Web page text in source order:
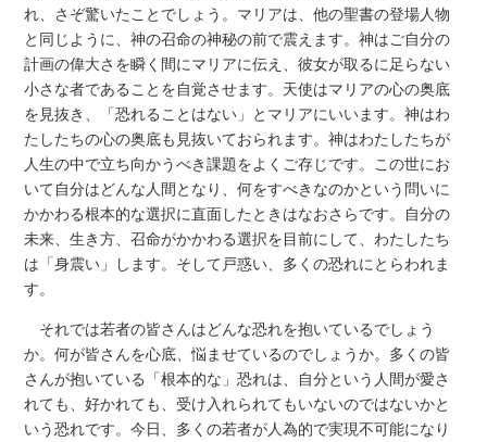
れ、さぞ驚いたことでしょう。マリアは、他の聖書の登場人物
と同じように、神の召命の神秘の前で震えます。神はご自分の
計画の偉大さを瞬く間にマリアに伝え、彼女が取るに足らない
小さな者であることを自覚させます。天使はマリアの心の奥底
を見抜き、「恐れることはない」とマリアにいいます。神はわ
たしたちの心の奥底も見抜いておられます。神はわたしたちが
人生の中で立ち向かうべき課題をよくご存じです。この世にお
いて自分はどんな人間となり、何をすべきなのかという問いに
かかわる根本的な選択に直面したときはなおさらです。自分の
未来、生き方、召命がかかわる選択を目前にして、わたしたち
は「身震い」します。そして戸惑い、多くの恐れにとらわれま
す。
それでは若者の皆さんはどんな恐れを抱いているでしょう
か。何が皆さんを心底、悩ませているのでしょうか。多くの皆
さんが抱いている「根本的な」恐れは、自分という人間が愛さ
れても、好かれても、受け入れられてもいないのではないかと
いう恐れです。今日、多くの若者が人為的で実現不可能になり